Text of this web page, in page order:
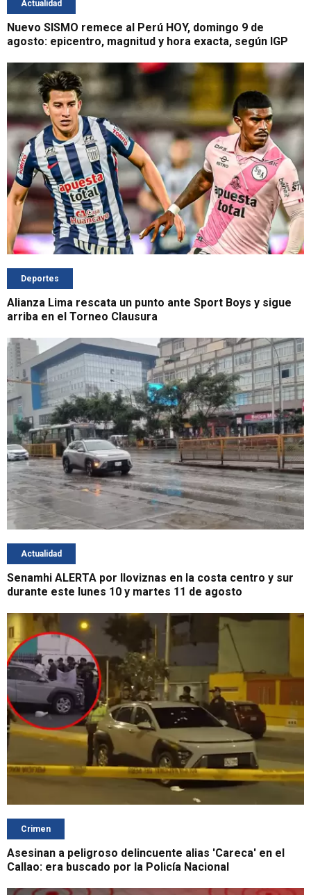
Actualidad
Nuevo SISMO remece al Perú HOY, domingo 9 de
agosto: epicentro, magnitud y hora exacta, según IGP
Deportes
Alianza Lima rescata un punto ante Sport Boys y sigue
arriba en el Torneo Clausura
Actualidad
Senamhi ALERTA por lloviznas en la costa centro y sur
durante este lunes 10 y martes 11 de agosto
Crimen
Asesinan a peligroso delincuente alias 'Careca' en el
Callao: era buscado por la Policía Nacional